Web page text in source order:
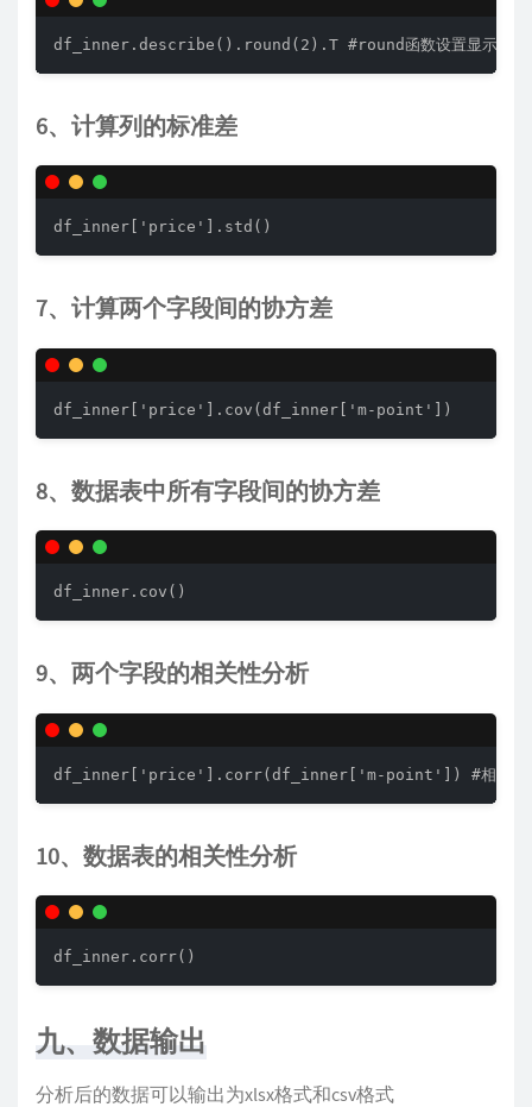
df_inner.describe().round(2).T #round函数设置显示小数
6、计算列的标准差
df_inner['price'].std()
7、计算两个字段间的协方差
df_inner['price'].cov(df_inner['m-point'])
8、数据表中所有字段间的协方差
df_inner.cov()
9、两个字段的相关性分析
df_inner['price'].corr(df_inner['m-point']) #相关系数在-1
10、数据表的相关性分析
df_inner.corr()
九、数据输出
分析后的数据可以输出为xlsx格式和csv格式